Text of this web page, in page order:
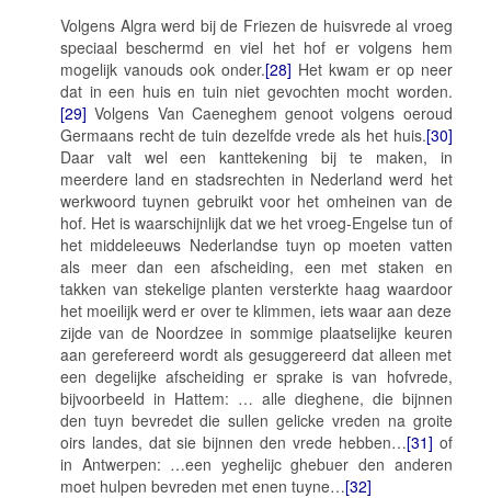
Volgens Algra werd bij de Friezen de huisvrede al vroeg
speciaal beschermd en viel het hof er volgens hem
mogelijk vanouds ook onder.[28] Het kwam er op neer
dat in een huis en tuin niet gevochten mocht worden.
[29] Volgens Van Caeneghem genoot volgens oeroud
Germaans recht de tuin dezelfde vrede als het huis.[30]
Daar valt wel een kanttekening bij te maken, in
meerdere land en stadsrechten in Nederland werd het
werkwoordtuynen gebruikt voor het omheinen van de
hof. Het is waarschijnlijk dat we het vroeg-Engelsetun of
het middeleeuws Nederlandse tuyn op moeten vatten
als meer dan een afscheiding, een met staken en
takken van stekelige planten versterkte haag waardoor
het moeilijk werd er over te klimmen, iets waar aan deze
zijde van de Noordzee in sommige plaatselijke keuren
aan gerefereerd wordt als gesuggereerd dat alleen met
een degelijke afscheiding er sprake is van hofvrede,
bijvoorbeeld in Hattem: … alle dieghene, die bijnnen
den tuyn bevredet die sullen gelicke vreden na groite
oirs landes, dat sie bijnnen den vrede hebben…[31] of
in Antwerpen: …een yeghelijc ghebuer den anderen
moet hulpen bevreden met enen tuyne…[32]